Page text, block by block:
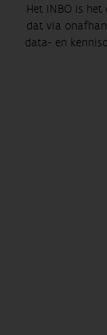
Het INBO is
dat via
data- en